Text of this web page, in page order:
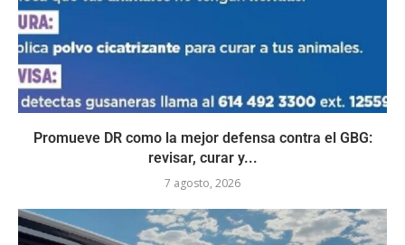
Promueve DR como la mejor defensa contra el GBG:
revisar, curar y...
7 agosto, 2026